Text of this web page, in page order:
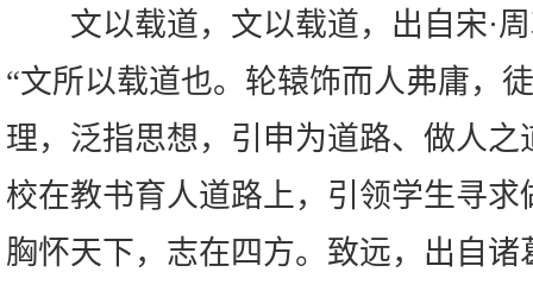
文以载道，文以载道，出自宋·周
“文所以载道也。轮辕饰而人弗庸，
理，泛指思想，引申为道路、做人之
校在教书育人道路上，引领学生寻
胸怀天下，志在四方。致远，出自诸